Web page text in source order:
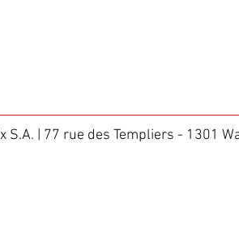
S.A. | 77 rue des Templiers - 1301